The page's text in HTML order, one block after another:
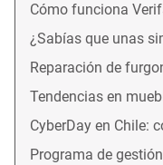
Cómo funciona
¿Sabías que unas
Reparación de
Tendencias en
CyberDay en Chile:
Programa de